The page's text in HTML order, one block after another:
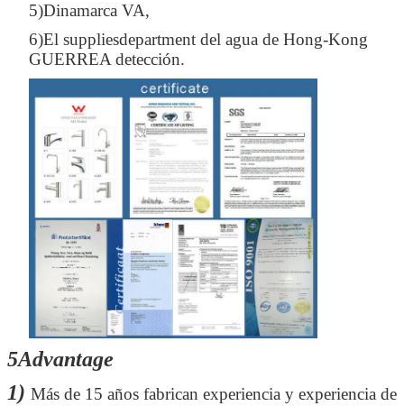
Deja un mensaje
¡Te llamaremos pronto!
5)Dinamarca VA,
6)El suppliesdepartment del agua de Hong-Kong
GUERREA detección.
5Advantage
1) Más de 15 años fabrican experiencia y experiencia de